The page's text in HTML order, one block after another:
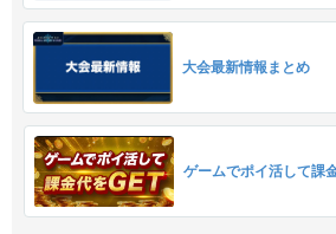
大会最新情報まとめ
ゲームでポイ活して課